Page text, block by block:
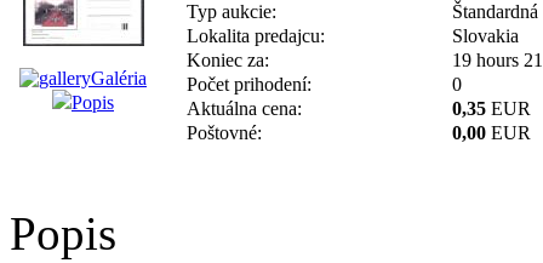
Galéria
Popis
Typ aukcie:
Lokalita predajcu:
Slovakia
Koniec za:
19 hours
Počet prihodení:
0
Aktuálna cena:
0,35 EUR
Poštovné:
0,00 EUR
Popis